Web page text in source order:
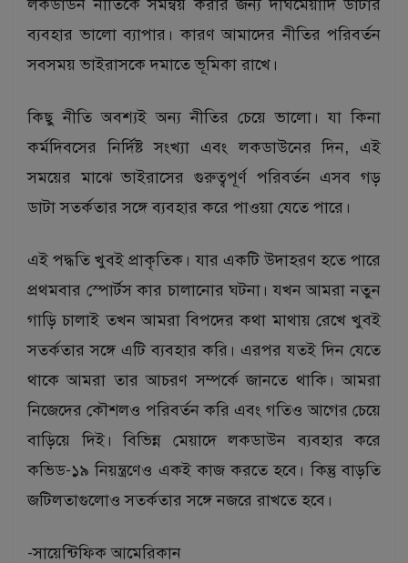
লকডাউন নীতিকে সমন্বয় করার জন্য দীর্ঘমেয়াদি ডাটার
ব্যবহার ভালো ব্যাপার। কারণ আমাদের নীতির পরিবর্তন
সবসময় ভাইরাসকে দমাতে ভূমিকা রাখে।
কিছু নীতি অবশ্যই অন্য নীতির চেয়ে ভালো। যা কিনা
কর্মদিবসের নির্দিষ্ট সংখ্যা এবং লকডাউনের দিন, এই
সময়ের মাঝে ভাইরাসের গুরুত্বপূর্ণ পরিবর্তন এসব গড়
ডাটা সতর্কতার সঙ্গে ব্যবহার করে পাওয়া যেতে পারে।
এই পদ্ধতি খুবই প্রাকৃতিক। যার একটি উদাহরণ হতে পারে
প্রথমবার স্পোর্টস কার চালানোর ঘটনা। যখন আমরা নতুন
গাড়ি চালাই তখন আমরা বিপদের কথা মাথায় রেখে খুবই
সতর্কতার সঙ্গে এটি ব্যবহার করি। এরপর যতই দিন যেতে
থাকে আমরা তার আচরণ সম্পর্কে জানতে থাকি। আমরা
নিজেদের কৌশলও পরিবর্তন করি এবং গতিও আগের চেয়ে
বাড়িয়ে দিই। বিভিন্ন মেয়াদে লকডাউন ব্যবহার করে
কভিড-১৯ নিয়ন্ত্রণেও একই কাজ করতে হবে। কিন্তু বাড়তি
জটিলতাগুলোও সতর্কতার সঙ্গে নজরে রাখতে হবে।
-সায়েন্টিফিক আমেরিকান